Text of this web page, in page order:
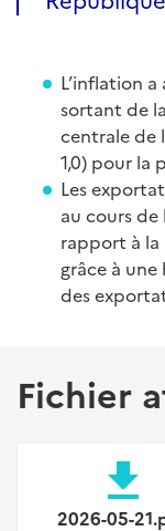
L’inflation a
sortant de
centrale de
1,0) pour la
Les
au cours
rapport à la
grâce à une
des
Fichier
file_download
2026-05-